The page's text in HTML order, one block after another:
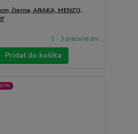
čierna, ARAKA, MENZO,
1 - 3 pracovné dni
Pridať do košíka